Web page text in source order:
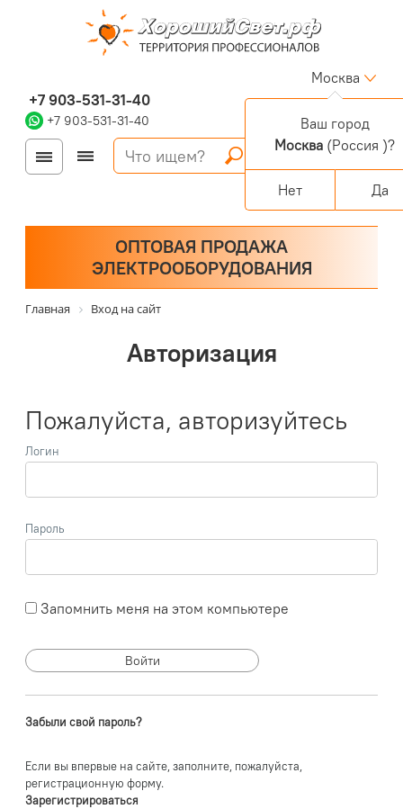
+7 903-531-31-40
+7 903-531-31-40
Москва
Войти
Регистрация
Корзина
0 позиций
Персональный раздел
ОПТОВАЯ ПРОДАЖА
ЭЛЕКТРООБОРУДОВАНИЯ
Главная Вход на сайт
Авторизация
Пожалуйста, авторизуйтесь
Логин
Пароль
Запомнить меня на этом компьютере
Забыли свой пароль?
Если вы впервые на сайте, заполните, пожалуйста,
регистрационную форму.
Зарегистрироваться
Ваш город
Москва (Россия )?
Нет Да